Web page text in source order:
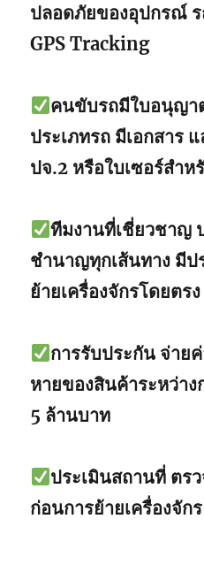
ปลอดภัยของอุปกรณ์
GPS Tracking
คนขับรถมีใบอนุญา
ประเภทรถ มีเอกสาร
ปจ.2 หรือใบเซอร์สำห
ทีมงานที่เชี่ยวชาญ
ชำนาญทุกเส้นทาง มี
ย้ายเครื่องจักรโดยตรง
การรับประกัน จ่าย
หายของสินค้าระหว่าง
5 ล้านบาท
ประเมินสถานที่ ตร
ก่อนการย้ายเครื่องจักร